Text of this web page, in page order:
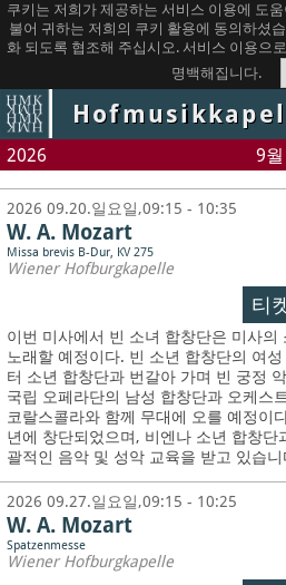
쿠키는 저희가 제공하는 서비스 이용에 도
불어 귀하는 저희의 쿠키 활용에 동의하셨
화 되도록 협조해 주십시오. 서비스 이용으
명백해집니다.
2026 9월
2026 09.20.일요일,09:15 - 10:35
W. A. Mozart
Missa brevis B-Dur, KV 275
Wiener Hofburgkapelle
티
이번 미사에서 빈 소녀 합창단은 미사
노래할 예정이다. 빈 소년 합창단의 여
터 소년 합창단과 번갈아 가며 빈 궁정
국립 오페라단의 남성 합창단과 오케스
코랄스콜라와 함께 무대에 오를 예정이
년에 창단되었으며, 비엔나 소년 합창단
괄적인 음악 및 성악 교육을 받고 있습니
2026 09.27.일요일,09:15 - 10:25
W. A. Mozart
Spatzenmesse
Wiener Hofburgkapelle